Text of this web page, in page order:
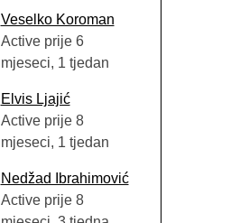
Veselko Koroman
Active prije 6
mjeseci, 1 tjedan
Elvis Ljajić
Active prije 8
mjeseci, 1 tjedan
Nedžad Ibrahimović
Active prije 8